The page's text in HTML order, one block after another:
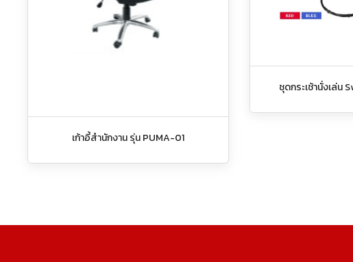
เก้าอี้สำนักงาน รุ่น PUMA-01
ชุดกระเช้านั่งเล่น